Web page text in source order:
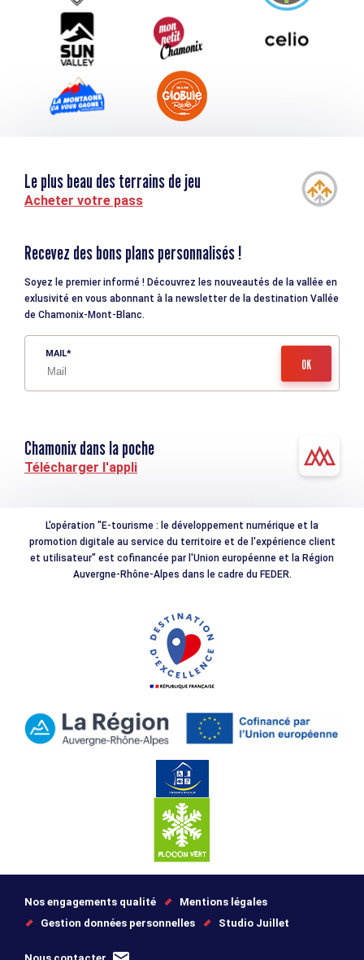
Tourisme et handicap
Le plus beau des terrains de jeu
Acheter votre pass
Recevez des bons plans personnalisés !
Soyez le premier informé ! Découvrez les nouveautés de la vallée en
exlusivité en vous abonnant à la newsletter de la destination Vallée
de Chamonix-Mont-Blanc.
MAIL
Chamonix dans la poche
Télécharger l'appli
L'opération "E-tourisme : le développement numérique et la
promotion digitale au service du territoire et de l'expérience client
et utilisateur" est cofinancée par l'Union européenne et la Région
Auvergne-Rhône-Alpes dans le cadre du FEDER.
Nos engagements qualité
Mentions légales
Gestion données personnelles
Studio Juillet